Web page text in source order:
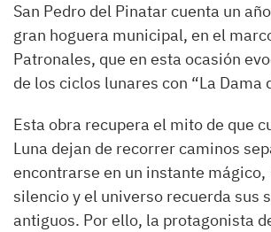
San Pedro del Pinatar cuenta un
gran hoguera municipal, en el
Patronales, que en esta ocasión
de los ciclos lunares con “La Dama
Esta obra recupera el mito de que
Luna dejan de recorrer caminos
encontrarse en un instante
silencio y el universo recuerda sus
antiguos. Por ello, la protagonista